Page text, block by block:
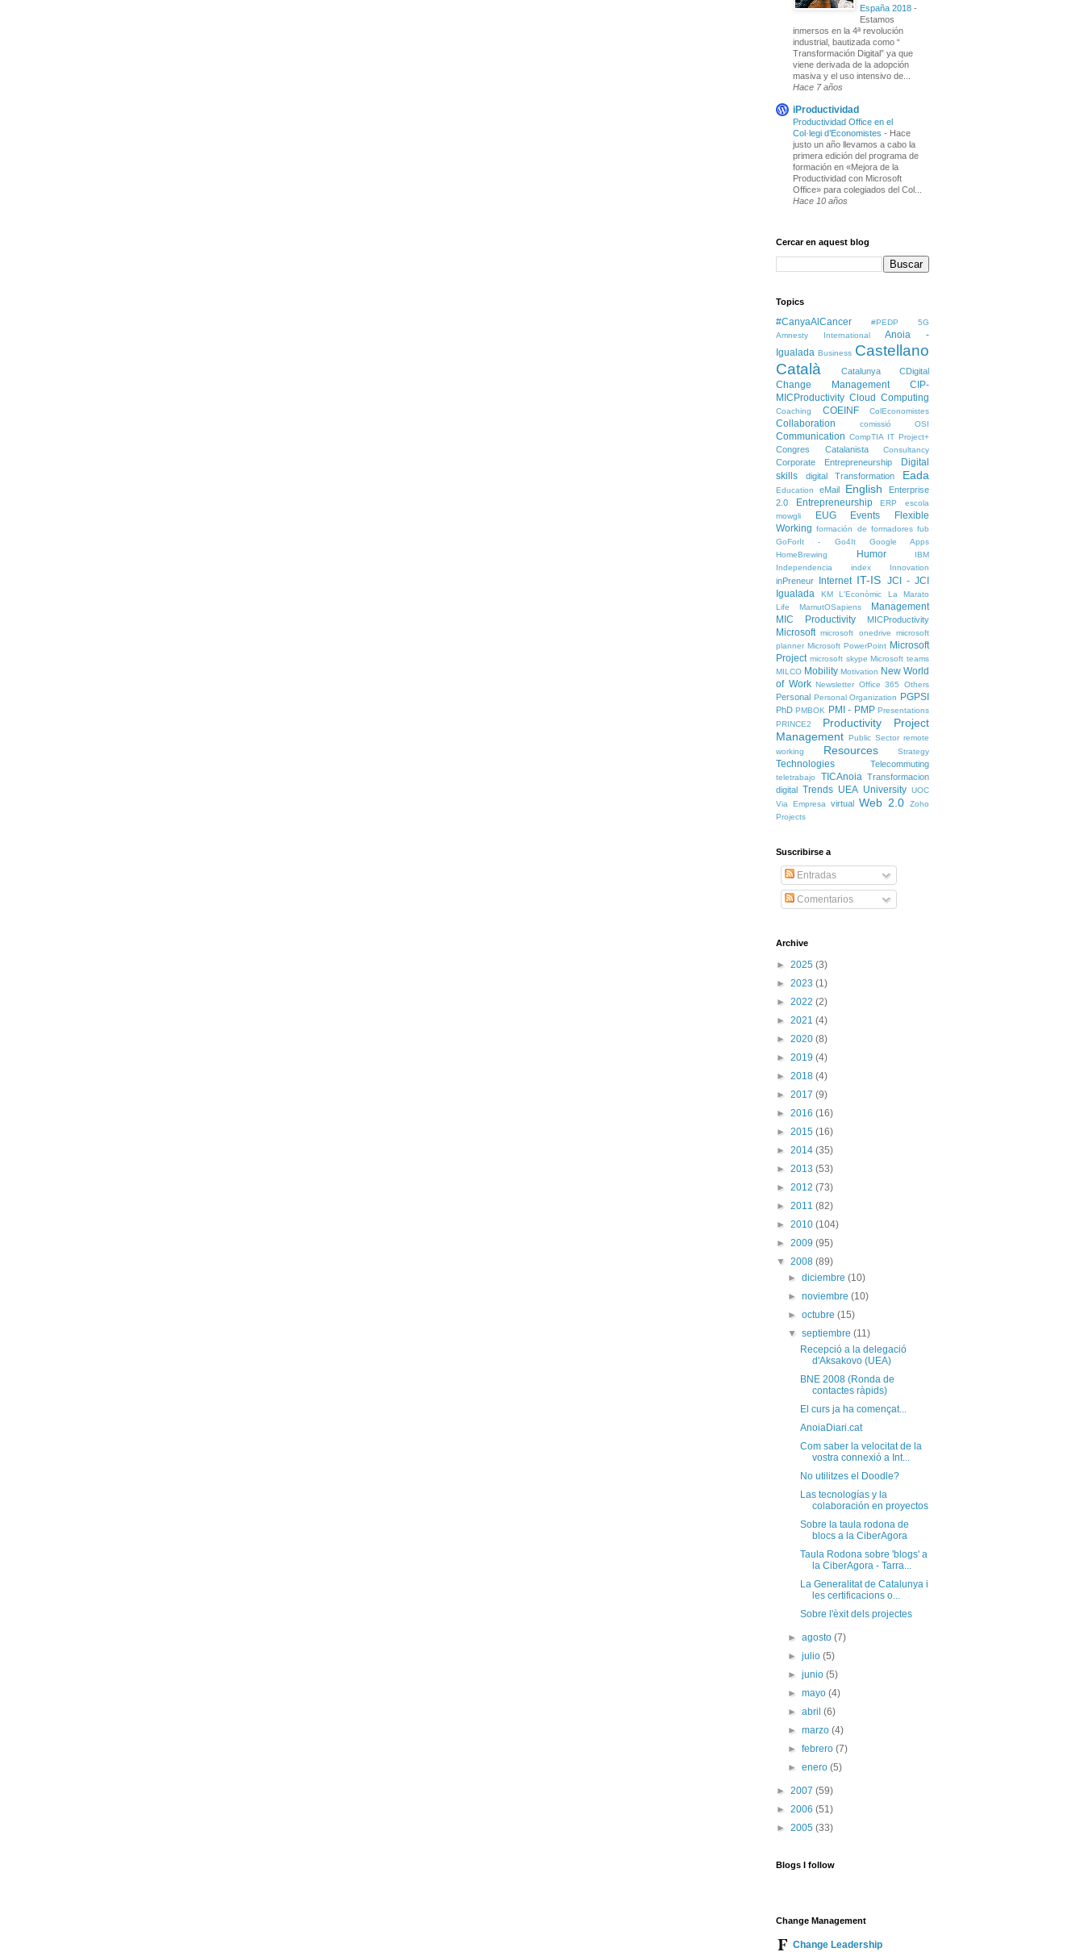
España 2018 -
Estamos
inmersos en la 4ª revolución
industrial, bautizada como “
Transformación Digital” ya que
viene derivada de la adopción
masiva y el uso intensivo de...
Hace 7 años
iProductividad
Productividad Office en el
Col·legi d’Economistes - Hace
justo un año llevamos a cabo la
primera edición del programa de
formación en «Mejora de la
Productividad con Microsoft
Office» para colegiados del Col...
Hace 10 años
Cercar en aquest blog
Topics
#CanyaAlCancer #PEDP
5G
Amnesty International
Anoia -
Igualada Business Castellano
Català
Catalunya CDigital
Change Management
CIP-
MICProductivity Cloud Computing
Coaching COEINF ColEconomistes
Collaboration comissió OSI
Communication CompTIA IT Project+
Congres Catalanista Consultancy
Corporate Entrepreneurship
Digital
skills
digital Transformation Eada
Education eMail English
Enterprise
2.0
Entrepreneurship ERP
escola
mowgli
EUG Events
Flexible
Working formación de formadores fub
GoForIt - Go4It
Google Apps
HomeBrewing
Humor
IBM
Independencia
index Innovation
inPreneur Internet IT-IS JCI - JCI
Igualada
KM L'Econòmic
La Marato
Life
MamutOSapiens
Management
MIC Productivity
MICProductivity
Microsoft microsoft onedrive
microsoft
planner Microsoft PowerPoint Microsoft
Project microsoft skype Microsoft teams
MILCO Mobility Motivation New World
of Work Newsletter Office 365 Others
Personal Personal Organization PGPSI
PhD PMBOK PMI - PMP Presentations
PRINCE2
Productivity
Project
Management
Public Sector remote
working
Resources Strategy
Technologies Telecommuting
teletrabajo TICAnoia Transformacion
digital
Trends UEA University UOC
Via Empresa virtual Web 2.0
Zoho
Projects
Suscribirse a
Entradas
Comentarios
Archive
► 2025 (3)
► 2023 (1)
► 2022 (2)
► 2021 (4)
► 2020 (8)
► 2019 (4)
► 2018 (4)
► 2017 (9)
► 2016 (16)
► 2015 (16)
► 2014 (35)
► 2013 (53)
► 2012 (73)
► 2011 (82)
► 2010 (104)
► 2009 (95)
▼ 2008 (89)
►diciembre(10)
►noviembre(10)
►octubre(15)
▼septiembre(11)
Recepció a la delegació
d'Aksakovo (UEA)
BNE 2008 (Ronda de
contactes ràpids)
El curs ja ha començat...
AnoiaDiari.cat
Com saber la velocitat de la
vostra connexió a Int...
No utilitzes el Doodle?
Las tecnologías y la
colaboración en proyectos
Sobre la taula rodona de
blocs a la CiberAgora
Taula Rodona sobre 'blogs' a
la CiberAgora - Tarra...
La Generalitat de Catalunya i
les certificacions o...
Sobre l'èxit dels projectes
►agosto(7)
►julio(5)
►junio(5)
►mayo(4)
►abril(6)
►marzo(4)
►febrero(7)
►enero(5)
► 2007 (59)
► 2006 (51)
► 2005 (33)
Blogs I follow
Change Management
Change Leadership